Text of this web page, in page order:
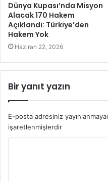
Dünya Kupası’nda Misyon
Alacak 170 Hakem
Açıklandı: Türkiye’den
Hakem Yok
Haziran 22, 2026
Bir yanıt yazın
E-posta adresiniz
işaretlenmişlerdir